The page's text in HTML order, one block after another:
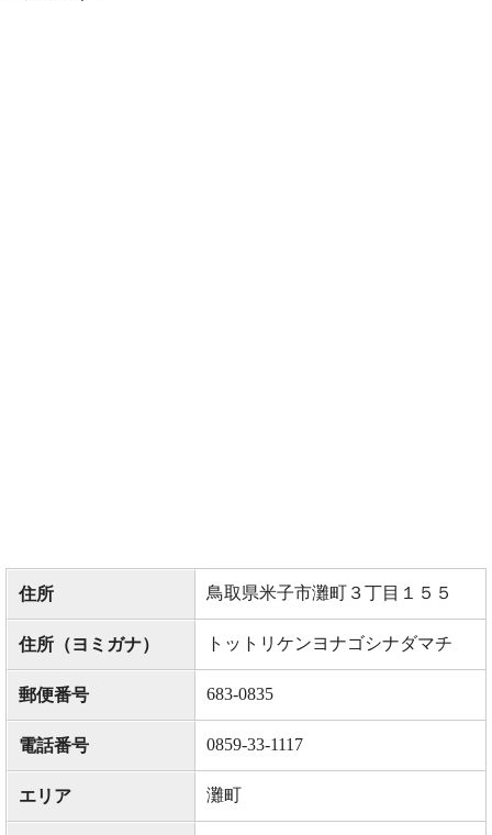
住所 鳥取県米子市灘町３丁目１５５
住所（ヨミガナ） トットリケンヨナゴシナダマチ
郵便番号 683-0835
電話番号 0859-33-1117
エリア 灘町